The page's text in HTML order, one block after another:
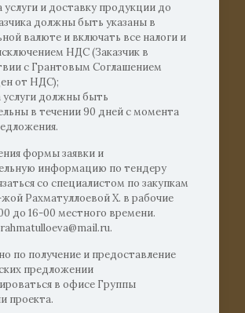
услуги и доставку продукции до
должны быть указаны в
валюте и включать все налоги и
НДС (Заказчик в
с Грантовым Соглашением
от НДС);
услуги должны быть
в течении 90 дней с момента
формы заявки и
информацию по тендеру
со специалистом по закупкам
Рахматуллоевой Х. в рабочие
до 16-00 местного времени.
по получение и предоставление
предложении
в офисе Группы
проекта.